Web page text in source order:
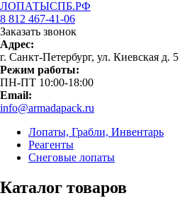
ЛОПАТЫСПБ.РФ
8 812 467-41-06
Заказать звонок
Адрес:
г. Санкт-Петербург, ул. Киевская д. 5
Режим работы:
ПН-ПТ 10:00-18:00
Email:
info@armadapack.ru
Лопаты, Грабли, Инвентарь
Реагенты
Снеговые лопаты
Каталог товаров